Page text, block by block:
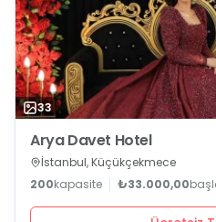
33
Arya Davet Hotel
İstanbul, Küçükçekmece
200kapasite ₺33.000,00